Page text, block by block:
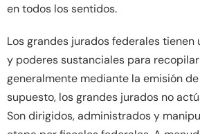
en todos los sentidos.
Los grandes jurados federales
y poderes sustanciales para
generalmente mediante la emisión
supuesto, los grandes jurados no
Son dirigidos, administrados y